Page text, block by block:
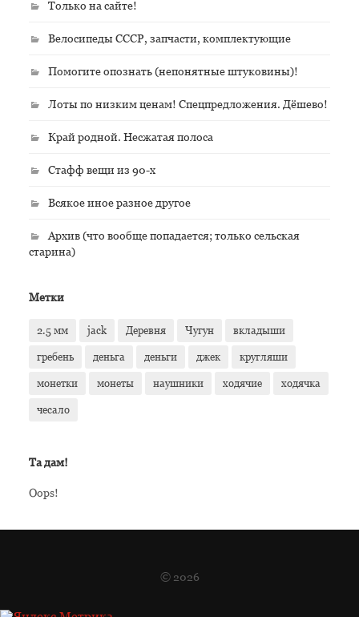
Только на сайте!
Велосипеды СССР, запчасти, комплектующие
Помогите опознать (непонятные штуковины)!
Лоты по низким ценам! Спецпредложения. Дёшево!
Край родной. Несжатая полоса
Стафф вещи из 90-х
Всякое иное разное другое
Архив (что вообще попадается; только сельская
старина)
Метки
2.5 мм jack Деревня Чугун вкладыши
гребень деньга деньги джек кругляши
монетки монеты наушники ходячие ходячка
чесало
Та дам!
Oops!
© 2026